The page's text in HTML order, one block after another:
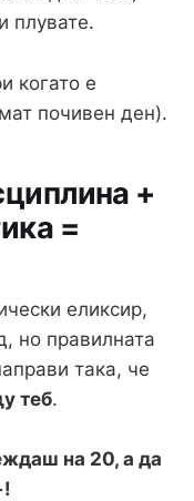
плувате.
когато е
почивен ден).
+
=
еликсир,
но правилната
така, че
теб.
на 20, а да